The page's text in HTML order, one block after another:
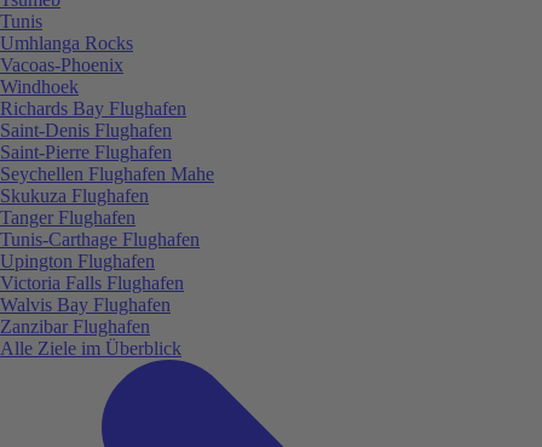
Tunis
Umhlanga Rocks
Vacoas-Phoenix
Windhoek
Richards Bay Flughafen
Saint-Denis Flughafen
Saint-Pierre Flughafen
Seychellen Flughafen Mahe
Skukuza Flughafen
Tanger Flughafen
Tunis-Carthage Flughafen
Upington Flughafen
Victoria Falls Flughafen
Walvis Bay Flughafen
Zanzibar Flughafen
Alle Ziele im Überblick